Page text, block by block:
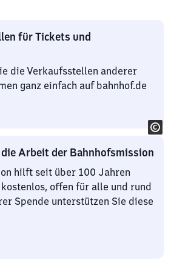
für Tickets und
die Verkaufsstellen anderer
ganz einfach auf bahnhof.de
Arbeit der Bahnhofsmission
hilft seit über 100 Jahren
offen für alle und rund
Spende unterstützen Sie diese